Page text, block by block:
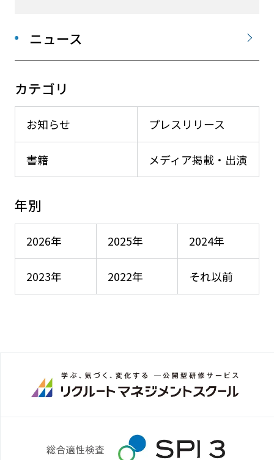
ニュース
カテゴリ
お知らせ プレスリリース
メディア掲載・出演
書籍
年別
2026年 2025年 2024年
2023年 2022年 それ以前